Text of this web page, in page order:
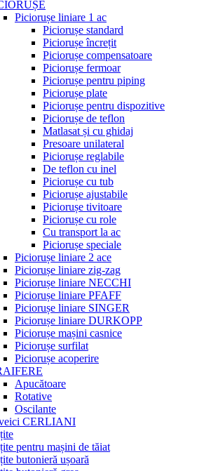
Piciorușe liniare 1 ac
Piciorușe standard
Piciorușe încrețit
Piciorușe compensatoare
Piciorușe fermoar
Piciorușe pentru piping
Piciorușe plate
Piciorușe pentru dispozitive
Piciorușe de teflon
Matlasat și cu ghidaj
Presoare unilateral
Piciorușe reglabile
De teflon cu inel
Piciorușe cu tub
Piciorușe ajustabile
Piciorușe tivitoare
Piciorușe cu role
Cu transport la ac
Piciorușe speciale
Piciorușe liniare 2 ace
Piciorușe liniare zig-zag
Piciorușe liniare NECCHI
Piciorușe liniare PFAFF
Piciorușe liniare SINGER
Piciorușe liniare DURKOPP
Piciorușe mașini casnice
Piciorușe surfilat
Piciorușe acoperire
Apucătoare
Rotative
Oscilante
CERLIANI
pentru mașini de tăiat
butonieră ușoară